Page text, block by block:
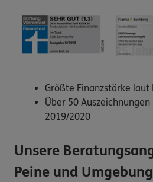
Größte Finanzstärke laut
Über 50
2019/2020
Unsere
Peine und Umgebung